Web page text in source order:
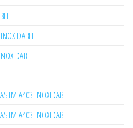
A403 INOXIDABLE
A403 INOXIDABLE